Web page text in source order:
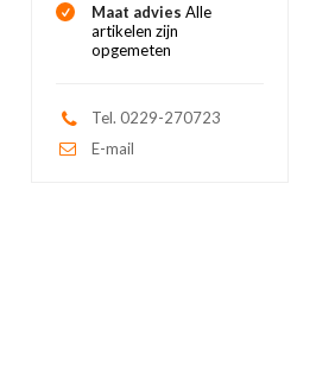
Maat adviesAlle
artikelen zijn
opgemeten
Tel. 0229-270723
E-mail